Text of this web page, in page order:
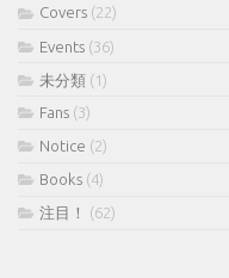
Covers (22)
Events (36)
未分類 (1)
Fans (3)
Notice (2)
Books (4)
注目！
(62)